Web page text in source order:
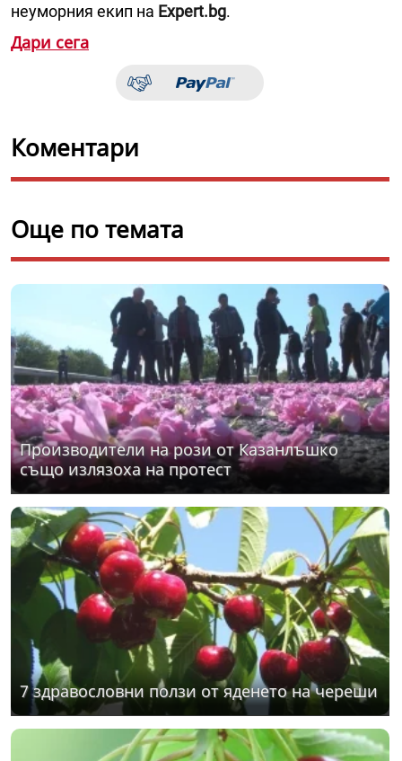
неуморния екип на Expert.bg.
Дари сега
Коментари
Още по темата
Производители на рози от Казанлъшко
също излязоха на протест
7 здравословни ползи от яденето на череши